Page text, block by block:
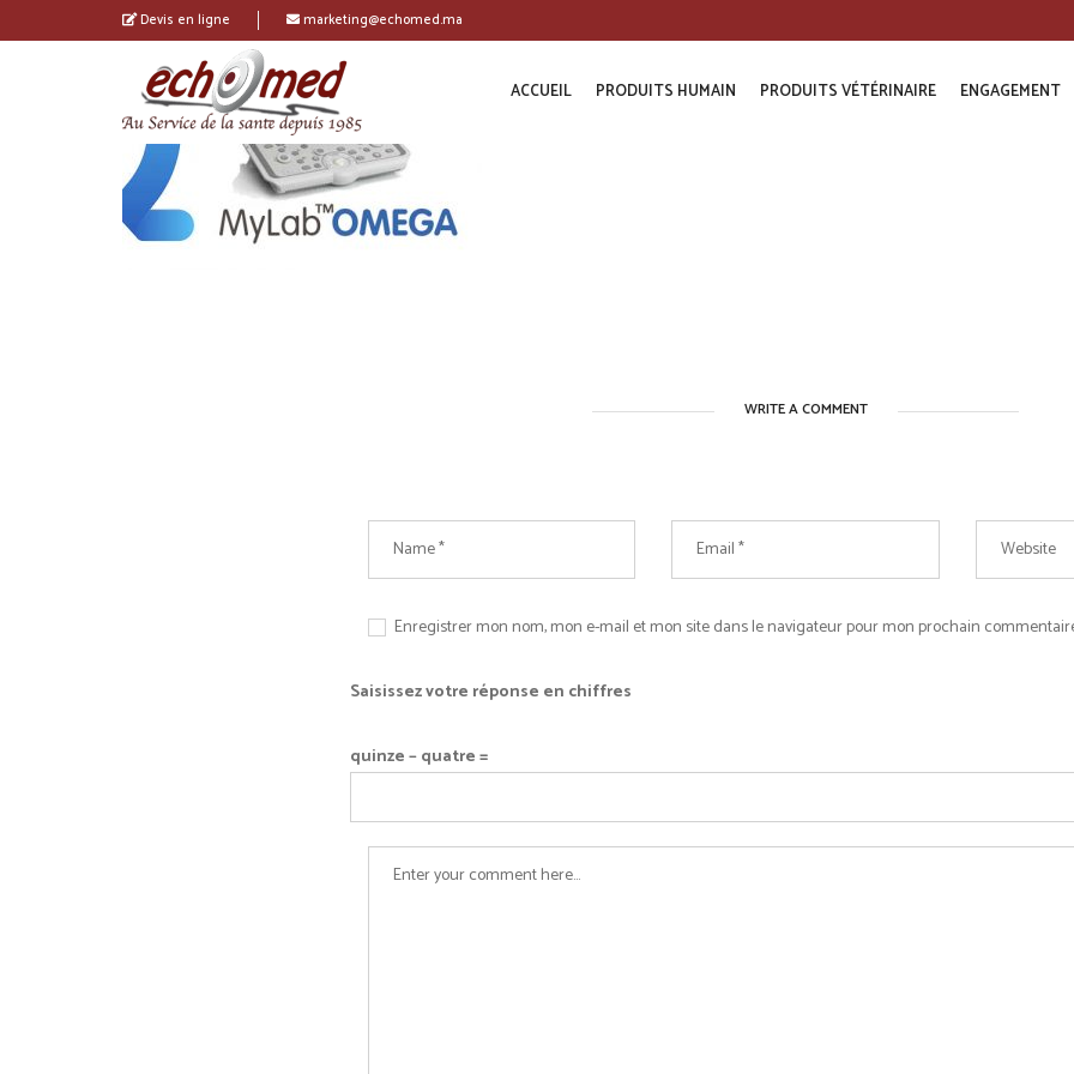
Devis en ligne marketing@echomed.ma
ACCUEIL PRODUITS HUMAIN PRODUITS VÉTÉRINAIRE ENGAGEMENT
WRITE A COMMENT
Enregistrer mon nom, mon e-mail et mon site dans le navigateur pour mon prochain
Saisissez votre réponse en chiffres
quinze − quatre =